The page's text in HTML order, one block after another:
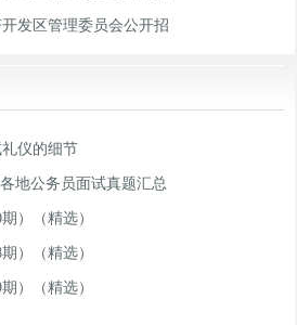
发区管理委员会公开招
仪的细节
地公务员面试真题汇总
）（精选）
）（精选）
）（精选）